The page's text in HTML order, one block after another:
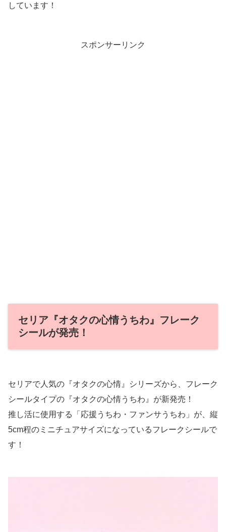
しています！
スポンサーリンク
セリア『オタクの心情うちわ』フレーク
シールが発売！
セリアで人気の『オタクの心情』シリーズから、フレーク
シールタイプの『オタクの心情うちわ』が新発売！
推し活に使用する「応援うちわ・ファンサうちわ」が、縦
5cm程のミニチュアサイズになっているフレークシールで
す！